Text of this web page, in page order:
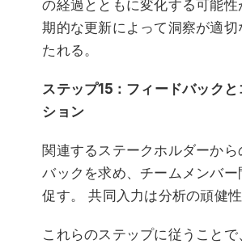
の経過とともに変化する可能性
期的な更新によって洞察が適切
たれる。
ステップ15：フィードバック
ション
関連するステークホルダーから
バックを求め、チームメンバー
促す。 共同入力は分析の頑健性
これらのステップに従うことで